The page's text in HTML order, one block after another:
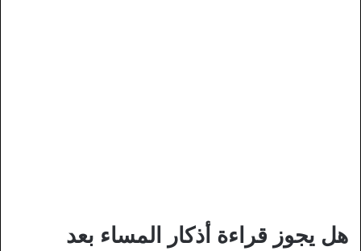
هل يجوز قراءة أذكار المساء بعد